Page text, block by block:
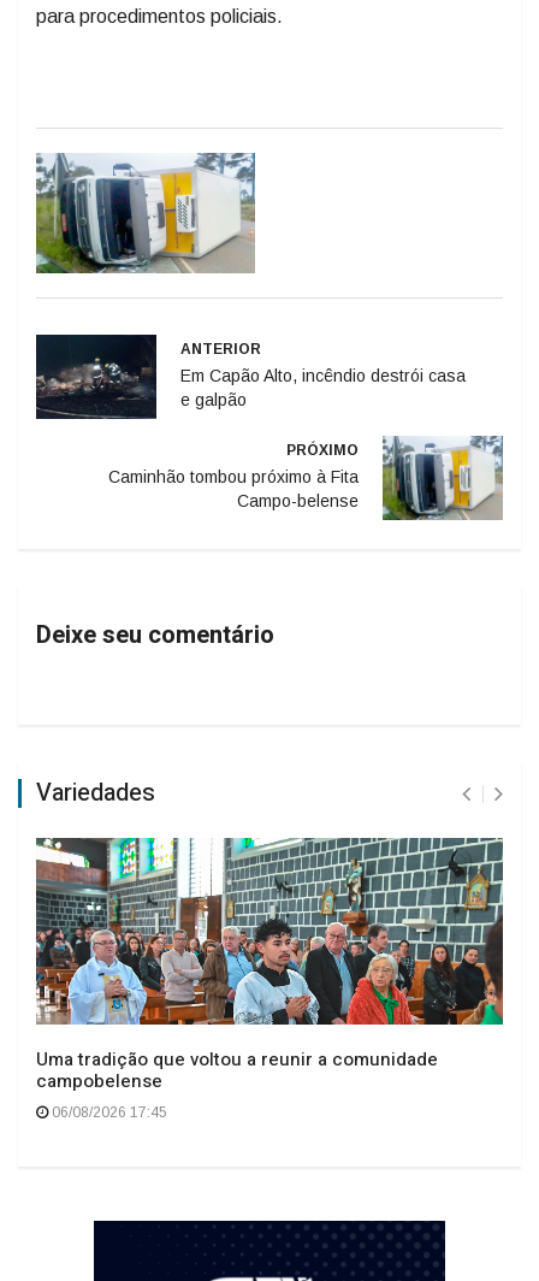
para procedimentos policiais.
ANTERIOR
Em Capão Alto, incêndio destrói casa
e galpão
PRÓXIMO
Caminhão tombou próximo à Fita
Campo-belense
Deixe seu comentário
Variedades
Uma tradição que voltou a reunir a comunidade
campobelense
06/08/2026 17:45